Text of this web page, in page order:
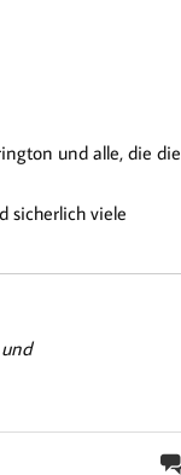
und alle, die die
sicherlich viele